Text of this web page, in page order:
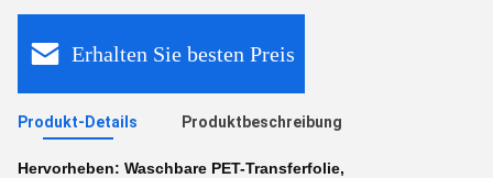
Erhalten Sie besten Preis
Produkt-Details Produktbeschreibung
Hervorheben: Waschbare PET-Transferfolie,